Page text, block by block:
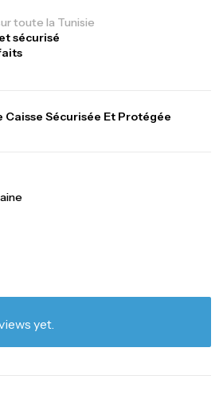
toute la Tunisie
sécurisé
Caisse Sécurisée Et Protégée
yet.